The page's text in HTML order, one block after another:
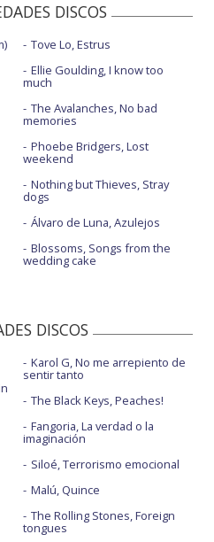
DISCOS
Tove Lo, Estrus
Ellie Goulding, I know too
much
The Avalanches, No bad
memories
Phoebe Bridgers, Lost
weekend
Nothing but Thieves, Stray
dogs
Álvaro de Luna, Azulejos
Blossoms, Songs from the
wedding cake
DISCOS
Karol G, No me arrepiento de
sentir tanto
The Black Keys, Peaches!
Fangoria, La verdad o la
imaginación
Siloé, Terrorismo emocional
Malú, Quince
The Rolling Stones, Foreign
tongues